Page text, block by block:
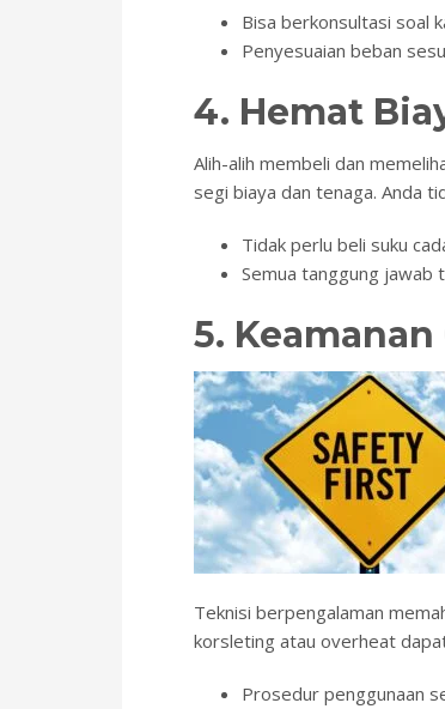
Bisa berkonsultasi soal
Penyesuaian beban
4. Hemat
Alih-alih membeli dan
segi biaya dan tenaga. Anda
Tidak perlu beli suku
Semua tanggung jawab
5.
Teknisi berpengalaman
korsleting atau overheat
Prosedur penggunaan